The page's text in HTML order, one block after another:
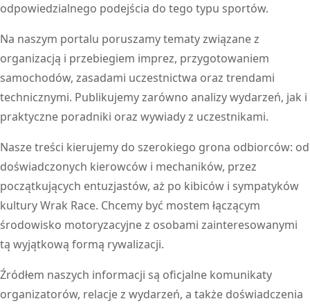
odpowiedzialnego podejścia do tego typu sportów.
Na naszym portalu poruszamy tematy związane z
organizacją i przebiegiem imprez, przygotowaniem
samochodów, zasadami uczestnictwa oraz trendami
technicznymi. Publikujemy zarówno analizy wydarzeń, jak i
praktyczne poradniki oraz wywiady z uczestnikami.
Nasze treści kierujemy do szerokiego grona odbiorców: od
doświadczonych kierowców i mechaników, przez
początkujących entuzjastów, aż po kibiców i sympatyków
kultury Wrak Race. Chcemy być mostem łączącym
środowisko motoryzacyjne z osobami zainteresowanymi
tą wyjątkową formą rywalizacji.
Źródłem naszych informacji są oficjalne komunikaty
organizatorów, relacje z wydarzeń, a także doświadczenia